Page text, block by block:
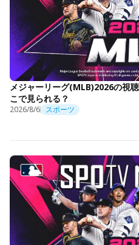
メジャーリーグ(MLB)2026の視
こで見られる？
2026/8/6 スポーツ